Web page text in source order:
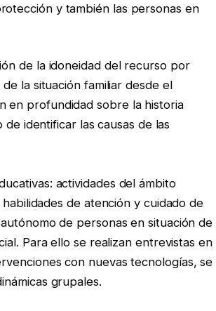
y también las personas en
de la idoneidad del recurso por
la situación familiar desde el
en profundidad sobre la historia
identificar las causas de las
actividades del ámbito
de atención y cuidado de
de personas en situación de
Para ello se realizan entrevistas en
con nuevas tecnologías, se
grupales.